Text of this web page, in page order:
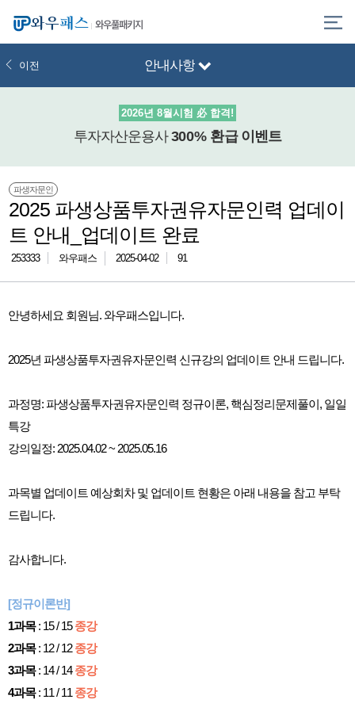
와우풀패키지
안내사항
이전
2026년 8월시험 必 합격!
투자자산운용사300% 환급이벤트
파생자문인
2025 파생상품투자권유자문인력 업데이
트 안내_업데이트 완료
253333 와우패스 2025-04-02 91
안녕하세요 회원님. 와우패스입니다.
2025년 파생상품투자권유자문인력 신규강의 업데이트 안내 드립니다.
과정명: 파생상품투자권유자문인력 정규이론, 핵심정리문제풀이, 일일
특강
강의일정: 2025.04.02 ~ 2025.05.16
과목별 업데이트 예상회차 및 업데이트 현황은 아래 내용을 참고 부탁
드립니다.
감사합니다.
[정규이론반]
1과목: 15 / 15종강
2과목: 12 / 12종강
3과목: 14 / 14종강
4과목: 11 / 11 종강